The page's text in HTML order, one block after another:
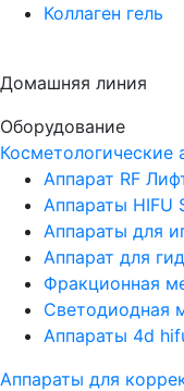
Коллаген гель
Домашняя линия
Оборудование
Косметологические
Аппарат RF
Аппараты HIFU
Аппараты для
Аппарат для
Фракционная
Светодиодная
Аппараты 4d
Аппараты для